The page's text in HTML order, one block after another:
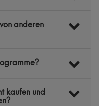
anderen
kaufen und